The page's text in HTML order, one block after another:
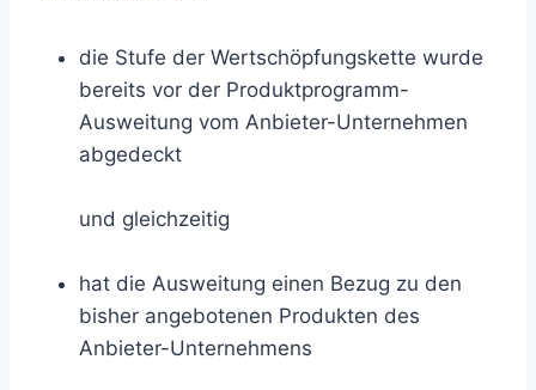
die Stufe der Wertschöpfungskette wurde
bereits vor der Produktprogramm-
Ausweitung vom Anbieter-Unternehmen
abgedeckt
und gleichzeitig
hat die Ausweitung einen Bezug zu den
bisher angebotenen Produkten des
Anbieter-Unternehmens